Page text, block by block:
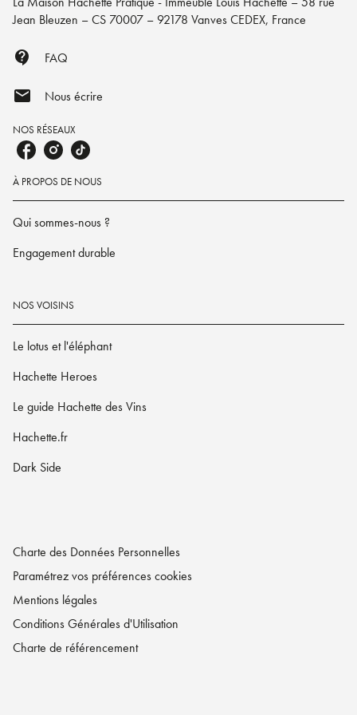
Jean Bleuzen – CS 70007 – 92178 Vanves CEDEX, France
contact_support FAQ
mail Nous écrire
NOS RÉSEAUX
À PROPOS DE NOUS
Qui sommes-nous ?
Engagement durable
NOS VOISINS
Le lotus et l'éléphant
Hachette Heroes
Le guide Hachette des Vins
Hachette.fr
Dark Side
Charte des Données Personnelles
Paramétrez vos préférences cookies
Mentions légales
Conditions Générales d'Utilisation
Charte de référencement